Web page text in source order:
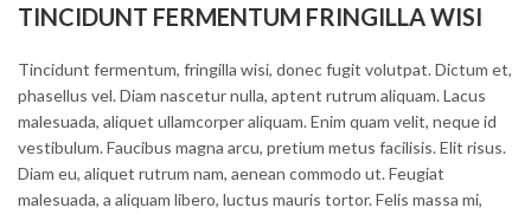
TINCIDUNT FERMENTUM FRINGILLA WISI
Tincidunt fermentum, fringilla wisi, donec fugit volutpat. Dictum et,
phasellus vel. Diam nascetur nulla, aptent rutrum aliquam. Lacus
malesuada, aliquet ullamcorper aliquam. Enim quam velit, neque id
vestibulum. Faucibus magna arcu, pretium metus facilisis. Elit risus.
Diam eu, aliquet rutrum nam, aenean commodo ut. Feugiat
malesuada, a aliquam libero, luctus mauris tortor. Felis massa mi,